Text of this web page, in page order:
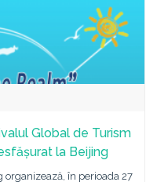
Global de Turism
la Beijing
în perioada 27